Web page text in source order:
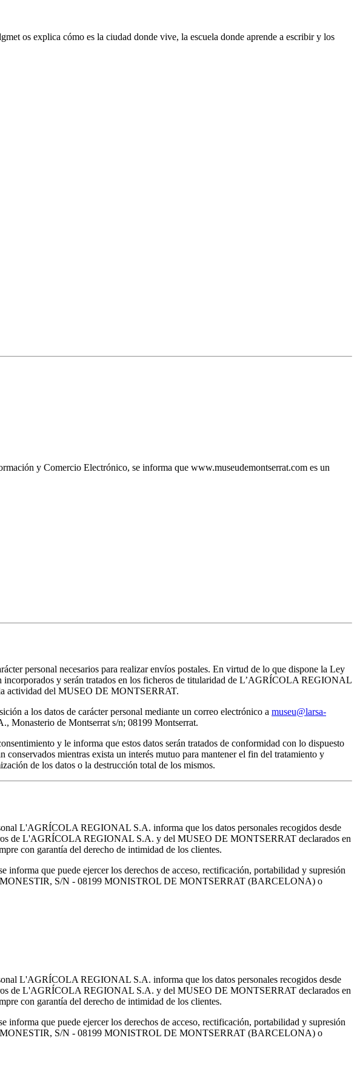
os explica cómo es la ciudad donde vive, la escuela donde aprende a escribir y los
y Comercio Electrónico, se informa que www.museudemontserrat.com es un
personal necesarios para realizar envíos postales. En virtud de lo que dispone la Ley
incorporados y serán tratados en los ficheros de titularidad de L’AGRÍCOLA REGIONAL
actividad del MUSEO DE MONTSERRAT.
a los datos de carácter personal mediante un correo electrónico a museu@larsa-
de Montserrat s/n; 08199 Montserrat.
y le informa que estos datos serán tratados de conformidad con lo dispuesto
mientras exista un interés mutuo para mantener el fin del tratamiento y
de los datos o la destrucción total de los mismos.
L'AGRÍCOLA REGIONAL S.A. informa que los datos personales recogidos desde
de L'AGRÍCOLA REGIONAL S.A. y del MUSEO DE MONTSERRAT declarados en
con garantía del derecho de intimidad de los clientes.
que puede ejercer los derechos de acceso, rectificación, portabilidad y supresión
MONESTIR, S/N - 08199 MONISTROL DE MONTSERRAT (BARCELONA) o
L'AGRÍCOLA REGIONAL S.A. informa que los datos personales recogidos desde
de L'AGRÍCOLA REGIONAL S.A. y del MUSEO DE MONTSERRAT declarados en
con garantía del derecho de intimidad de los clientes.
que puede ejercer los derechos de acceso, rectificación, portabilidad y supresión
MONESTIR, S/N - 08199 MONISTROL DE MONTSERRAT (BARCELONA) o